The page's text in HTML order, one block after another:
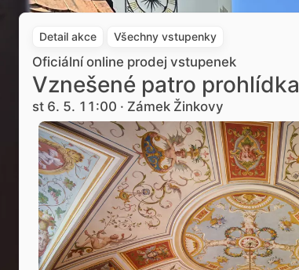
Detail akce Všechny vstupenky
Oficiální online prodej vstupenek
Vznešené patro prohlídka
st 6. 5. 11:00 · Zámek Žinkovy